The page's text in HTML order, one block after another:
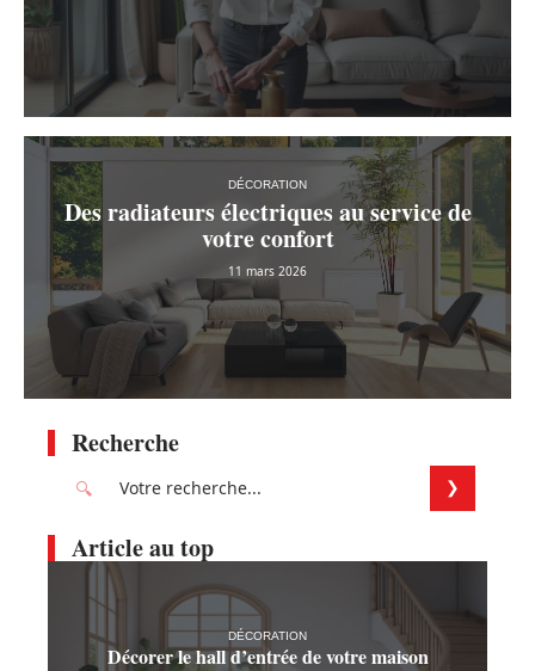
DÉCORATION
Des radiateurs électriques au service de
votre confort
11 mars 2026
Recherche
Article au top
DÉCORATION
Décorer le hall d’entrée de votre maison